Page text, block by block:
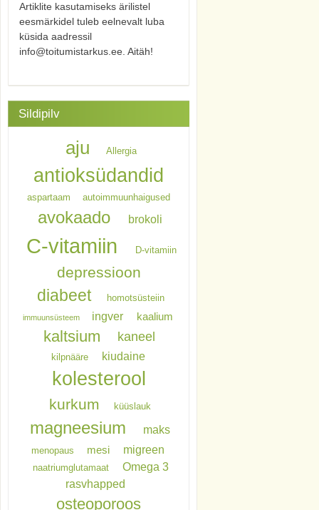
Artiklite kasutamiseks ärilistel
eesmärkidel tuleb eelnevalt luba
küsida aadressil
info@toitumistarkus.ee. Aitäh!
Sildipilv
aju Allergia
antioksüdandid
aspartaam autoimmuunhaigused
avokaado brokoli
C-vitamiin D-vitamiin
depressioon
diabeet homotsüsteiin
immuunsüsteem ingver kaalium
kaltsium kaneel
kilpnääre kiudaine
kolesterool
kurkum küüslauk
magneesium maks
menopaus mesi migreen
naatriumglutamaat
Omega 3
rasvhapped
osteoporoos